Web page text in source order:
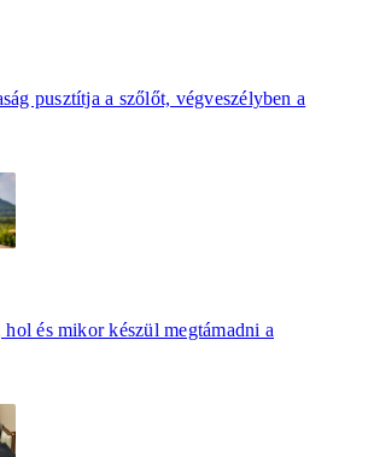
pusztítja a szőlőt, végveszélyben a
és mikor készül megtámadni a